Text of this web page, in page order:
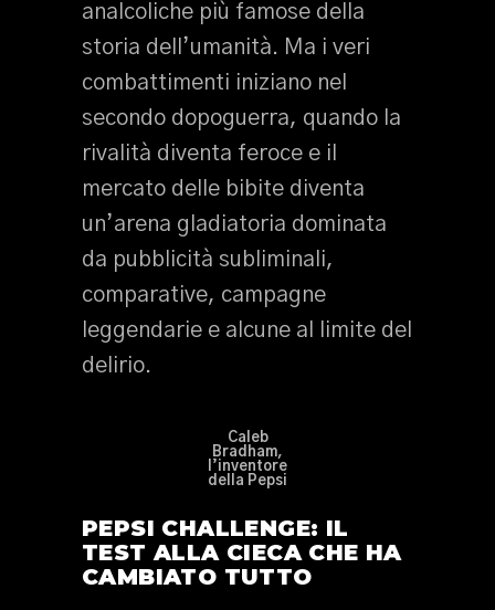
analcoliche più famose della
storia dell’umanità. Ma i veri
combattimenti iniziano nel
secondo dopoguerra, quando la
rivalità diventa feroce e il
mercato delle bibite diventa
un’arena gladiatoria dominata
da pubblicità subliminali,
comparative, campagne
leggendarie e alcune al limite del
delirio.
Caleb
Bradham,
l’inventore
della Pepsi
PEPSI CHALLENGE: IL
TEST ALLA CIECA CHE HA
CAMBIATO TUTTO